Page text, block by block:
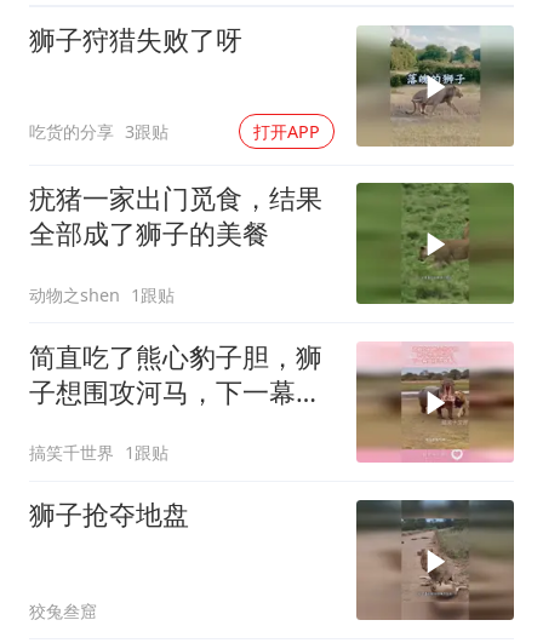
狮子狩猎失败了呀
吃货的分享 3跟贴 打开APP
疣猪一家出门觅食，结果
全部成了狮子的美餐
动物之shen 1跟贴
简直吃了熊心豹子胆，狮
子想围攻河马，下一幕直
搞笑千世界 1跟贴
狮子抢夺地盘
狡兔叁窟